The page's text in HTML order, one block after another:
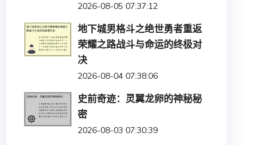
2026-08-05 07:37:12
地下城男格斗之绝世勇者重返
荣耀之路战斗与命运的终极对
决
2026-08-04 07:38:06
史前奇迹：灵翼龙卵的神秘秘
密
2026-08-03 07:30:39